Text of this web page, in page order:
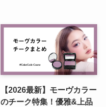
【2026最新】モーヴカラー
のチーク特集！優雅&上品